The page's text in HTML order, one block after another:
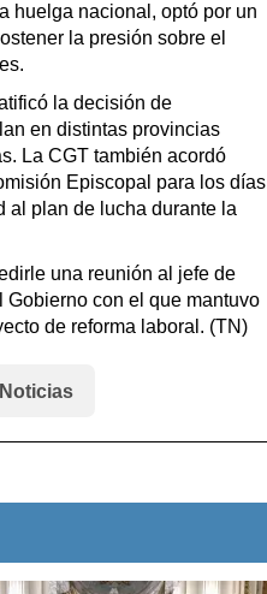
huelga nacional, optó por un
la presión sobre el
la decisión de
en distintas provincias
La CGT también acordó
Episcopal para los días
al plan de lucha durante la
una reunión al jefe de
con el que mantuvo
de reforma laboral. (TN)